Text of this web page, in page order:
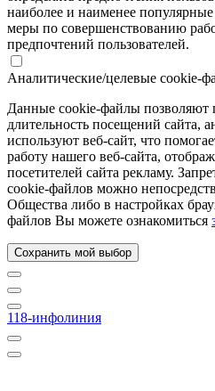
наиболее и наименее
меры по совершенствованию
предпочтений пользователей.
Аналитические/целевые cookie-
Данные cookie-файлы позволяют
длительность посещений сайта,
используют веб-сайт, что
работу нашего веб-сайта,
посетителей сайта рекламу.
cookie-файлов можно
Общества либо в настройках
файлов Вы можете ознакомиться
Сохранить мой выбор
118-инфолиния